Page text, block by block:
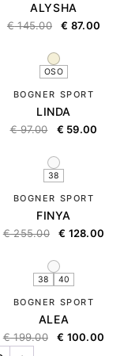
ALYSHA
€145.00 € 87.00
OSO
BOGNER SPORT
LINDA
€97.00 € 59.00
38
BOGNER SPORT
FINYA
€255.00 € 128.00
38 40
BOGNER SPORT
ALEA
€199.00 € 100.00